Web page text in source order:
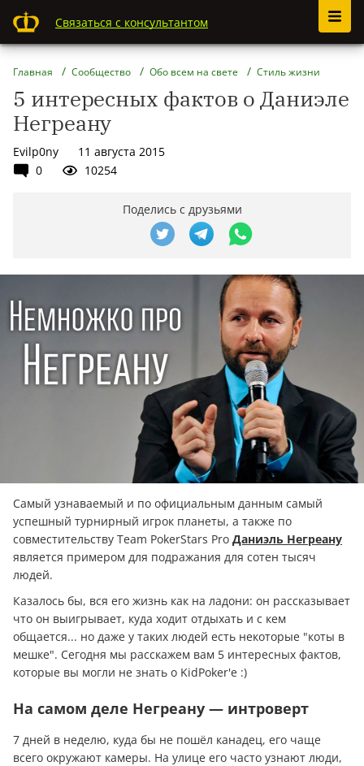
Связаться с консультантом
Главная Сообщество Обо всем на свете Стиль жизни
5 интересных фактов о Даниэле
Негреану
Evilp0ny
11 августа 2015
0
10254
Поделись с друзьями
Самый узнаваемый и по официальным данным самый
успешный турнирный игрок планеты, а также по
совместительству Team PokerStars Pro Даниэль Негреану
является примером для подражания для сотен тысяч
людей.
Казалось бы, вся его жизнь как на ладони: он рассказывает
что он выигрывает, куда ходит отдыхать и с кем
общается... но даже у таких людей есть некоторые "коты в
мешке". Сегодня мы расскажем вам 5 интересных фактов,
которые вы могли не знать о KidPoker'е :)
На самом деле Негреану — интроверт
7 дней в неделю, куда бы не пошёл канадец, его чаще
всего окружают камеры. На улице его часто узнают люди,